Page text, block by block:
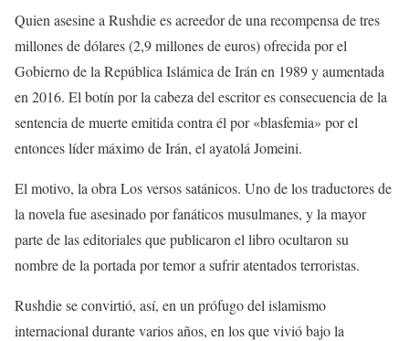
Quien asesine a Rushdie es acreedor de una recompensa de tres
millones de dólares (2,9 millones de euros) ofrecida por el
Gobierno de la República Islámica de Irán en 1989 y aumentada
en 2016. El botín por la cabeza del escritor es consecuencia de la
sentencia de muerte emitida contra él por «blasfemia» por el
entonces líder máximo de Irán, el ayatolá Jomeini.
El motivo, la obra Los versos satánicos. Uno de los traductores de
la novela fue asesinado por fanáticos musulmanes, y la mayor
parte de las editoriales que publicaron el libro ocultaron su
nombre de la portada por temor a sufrir atentados terroristas.
Rushdie se convirtió, así, en un prófugo del islamismo
internacional durante varios años, en los que vivió bajo la